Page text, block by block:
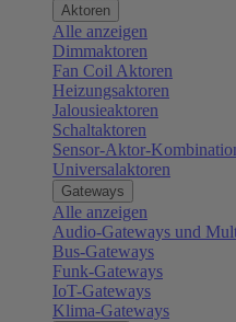
Aktoren
Alle anzeigen
Dimmaktoren
Fan Coil Aktoren
Heizungsaktoren
Jalousieaktoren
Schaltaktoren
Sensor-Aktor-
Universalaktoren
Gateways
Alle anzeigen
Audio-Gateways und
Bus-Gateways
Funk-Gateways
IoT-Gateways
Klima-Gateways